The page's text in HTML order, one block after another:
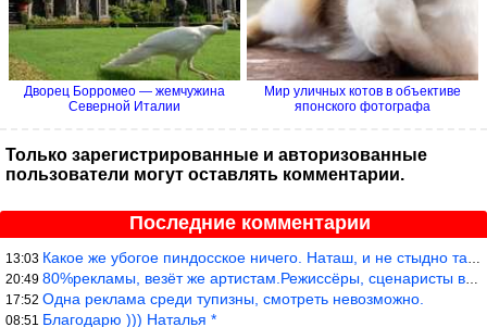
Дворец Борромео — жемчужина
Северной Италии
Мир уличных котов в объективе
японского фотографа
Только зарегистрированные и авторизованные
пользователи могут оставлять комментарии.
Последние комментарии
13:03 Какое же убогое пиндосское ничего. Наташ, и не стыдно такую фигн
20:49 80%рекламы, везёт же артистам.Режиссёры, сценаристы вы где или к
17:52 Одна реклама среди тупизны, смотреть невозможно.
08:51 Благодарю ))) Наталья *